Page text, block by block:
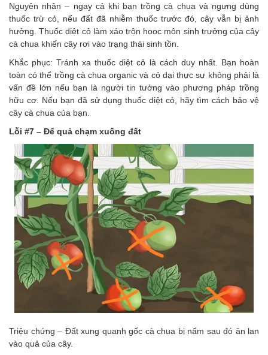
Nguyên nhân – ngay cả khi bạn trồng cà chua và ngưng dùng
thuốc trừ cỏ, nếu đất đã nhiễm thuốc trước đó, cây vẫn bị ảnh
hưởng. Thuốc diệt cỏ làm xáo trộn hooc môn sinh trưởng của cây
cà chua khiến cây rơi vào trạng thái sinh tồn.
Khắc phục: Tránh xa thuốc diệt cỏ là cách duy nhất. Bạn hoàn
toàn có thể trồng cà chua organic và cỏ dại thực sự không phải là
vấn đề lớn nếu bạn là người tin tưởng vào phương pháp trồng
hữu cơ. Nếu bạn đã sử dụng thuốc diệt cỏ, hãy tìm cách bảo vệ
cây cà chua của bạn.
Lỗi #7 – Để quả chạm xuống đất
Triệu chứng – Đất xung quanh gốc cà chua bị nấm sau đó ăn lan
vào quả của cây.